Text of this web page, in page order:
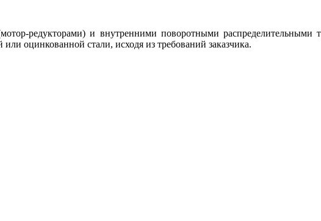
редукторами) и внутренними поворотными распределительными
оцинкованной стали, исходя из требований заказчика.